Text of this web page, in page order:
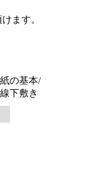
ます。
の基本/
下敷き